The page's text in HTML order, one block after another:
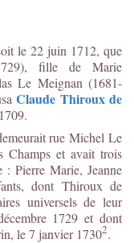
le 22 juin 1712, que
fille de Marie
Le Meignan (1681-
Claude Thiroux de
rue Michel Le
Champs et avait trois
: Pierre Marie, Jeanne
dont Thiroux de
universels de leur
1729 et dont
le 7 janvier 17302.